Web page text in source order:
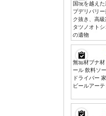
国境を越え
プデリバリ
ク抜き、高級
タツノオト
の遺物
無垢材ブナ
ール 飲料ソ
ドライバー
ビールアー